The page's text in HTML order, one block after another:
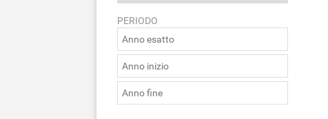
PERIODO